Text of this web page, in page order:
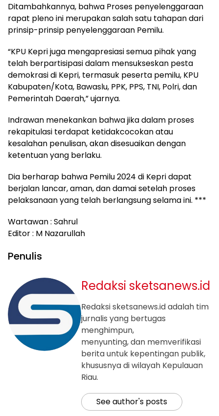
Ditambahkannya, bahwa Proses penyelenggaraan
rapat pleno ini merupakan salah satu tahapan dari
prinsip-prinsip penyelenggaraan Pemilu.
“KPU Kepri juga mengapresiasi semua pihak yang
telah berpartisipasi dalam mensukseskan pesta
demokrasi di Kepri, termasuk peserta pemilu, KPU
Kabupaten/Kota, Bawaslu, PPK, PPS, TNI, Polri, dan
Pemerintah Daerah,” ujarnya.
Indrawan menekankan bahwa jika dalam proses
rekapitulasi terdapat ketidakcocokan atau
kesalahan penulisan, akan disesuaikan dengan
ketentuan yang berlaku.
Dia berharap bahwa Pemilu 2024 di Kepri dapat
berjalan lancar, aman, dan damai setelah proses
pelaksanaan yang telah berlangsung selama ini. ***
Wartawan : Sahrul
Editor : M Nazarullah
Penulis
Redaksi sketsanews.id
Redaksi sketsanews.id adalah tim
jurnalis yang bertugas
menghimpun,
menyunting, dan memverifikasi
berita untuk kepentingan publik,
khususnya di wilayah Kepulauan
Riau.
See author's posts